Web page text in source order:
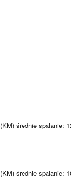
średnie spalanie:
średnie spalanie: